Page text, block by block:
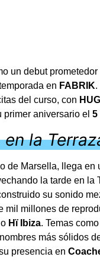
un debut
en FABRIK.
del curso, con
aniversario el 5
la
de Marsella, llega
la tarde en la
su sonido
mil millones de
o Hï Ibiza. Temas como
más sólidos
presencia en